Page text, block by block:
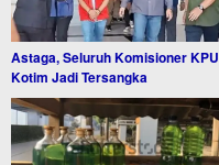
Astaga, Seluruh Komisioner KPU
Kotim Jadi Tersangka